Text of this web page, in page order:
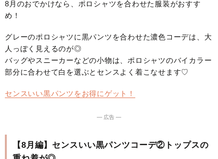
8月のおでかけなら、ポロシャツを合わせた服装がおすす
め！
グレーのポロシャツに黒パンツを合わせた濃色コーデは、大
人っぽく見えるのが◎
バッグやスニーカーなどの小物は、ポロシャツのバイカラー
部分に合わせて白を選ぶとセンスよく着こなせます♡
センスいい黒パンツをお得にゲット！
― 広告 ―
【8月編】センスいい黒パンツコーデ②トップスの